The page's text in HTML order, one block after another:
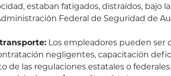
estaban fatigados, distraídos, bajo
Federal de Seguridad de
Los empleadores pueden ser
negligentes, capacitación
de las regulaciones estatales o federales.